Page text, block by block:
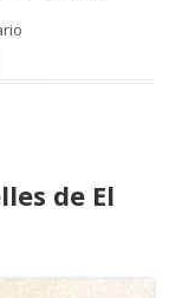
de El